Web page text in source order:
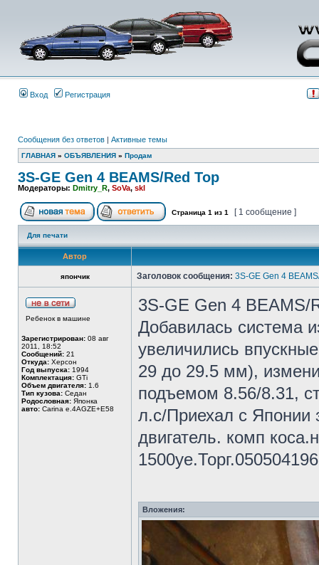
Вход Регистрация
Сообщения без ответов | Активные темы
ГЛАВНАЯ » ОБЪЯВЛЕНИЯ » Продам
3S-GE Gen 4 BEAMS/Red Top
Модераторы: Dmitry_R, SoVa, skl
Страница 1 из 1 [ 1 сообщение ]
Для печати
Автор
япончик Заголовок сообщения: 3S-GE Gen 4
Ребенок в машине
Зарегистрирован: 08 авг
2011, 18:52
Сообщений: 21
Откуда: Херсон
Год выпуска: 1994
Комплектация: GTi
Объем двигателя: 1.6
Тип кузова: Седан
Родословная: Японка
авто: Carina e.4AGZE+E58
3S-GE Gen 4 BEAMS/
Добавилась система
увеличились
29 до 29.5 мм),
подъемом 8.56/8.31,
л.с/Приехал с Японии
двигатель. комп
Вложения: